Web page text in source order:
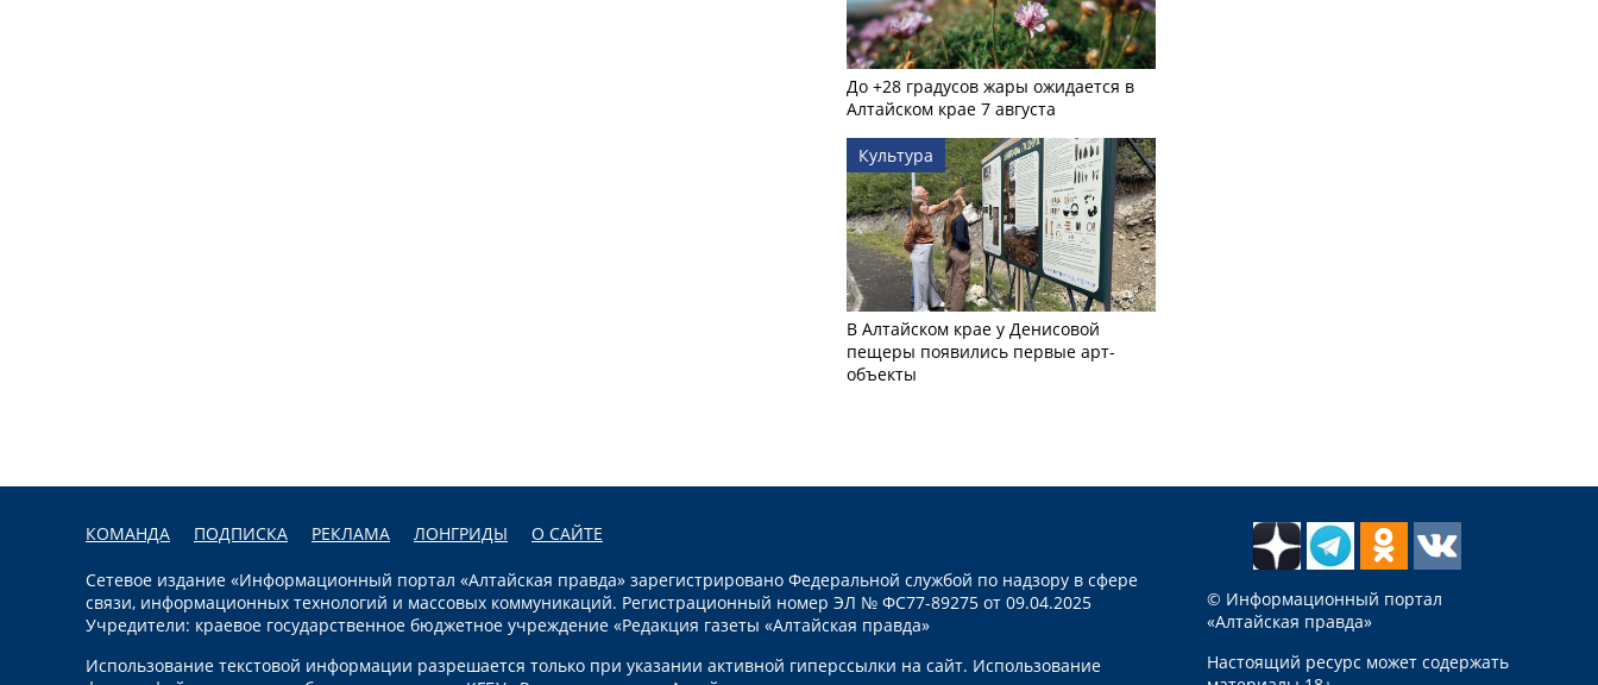
До +28 градусов жары ожидается в
Алтайском крае 7 августа
Культура
В Алтайском крае у Денисовой
пещеры появились первые арт-
объекты
КОМАНДА ПОДПИСКА РЕКЛАМА ЛОНГРИДЫ О САЙТЕ
Сетевое издание «Информационный портал «Алтайская правда» зарегистрировано Федеральной службой по надзору в сфере
связи, информационных технологий и массовых коммуникаций. Регистрационный номер ЭЛ № ФС77-89275 от 09.04.2025
Учредители: краевое государственное бюджетное учреждение «Редакция газеты «Алтайская правда»
Использование текстовой информации разрешается только при указании активной гиперссылки на сайт. Использование
© Информационный портал
«Алтайская правда»
Настоящий ресурс может содержать